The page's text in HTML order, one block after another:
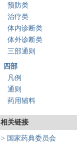
预防类
治疗类
体内诊断类
体外诊断类
三部通则
四部
凡例
通则
药用辅料
相关链接
> 国家药典委员会